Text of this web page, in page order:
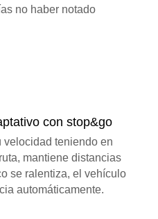
no haber notado
con stop&go
velocidad teniendo en
mantiene distancias
se ralentiza, el vehículo
automáticamente.